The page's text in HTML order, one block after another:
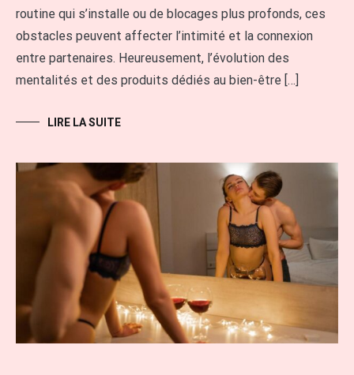
routine qui s’installe ou de blocages plus profonds, ces
obstacles peuvent affecter l’intimité et la connexion
entre partenaires. Heureusement, l’évolution des
mentalités et des produits dédiés au bien-être […]
LIRE LA SUITE